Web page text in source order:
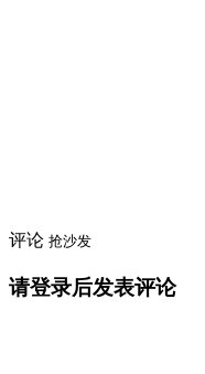
评论 抢沙发
请登录后发表评论